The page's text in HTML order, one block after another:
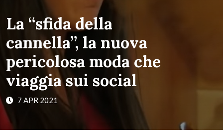
La “sfida della
cannella”, la nuova
pericolosa moda che
viaggia sui social
7 APR 2021